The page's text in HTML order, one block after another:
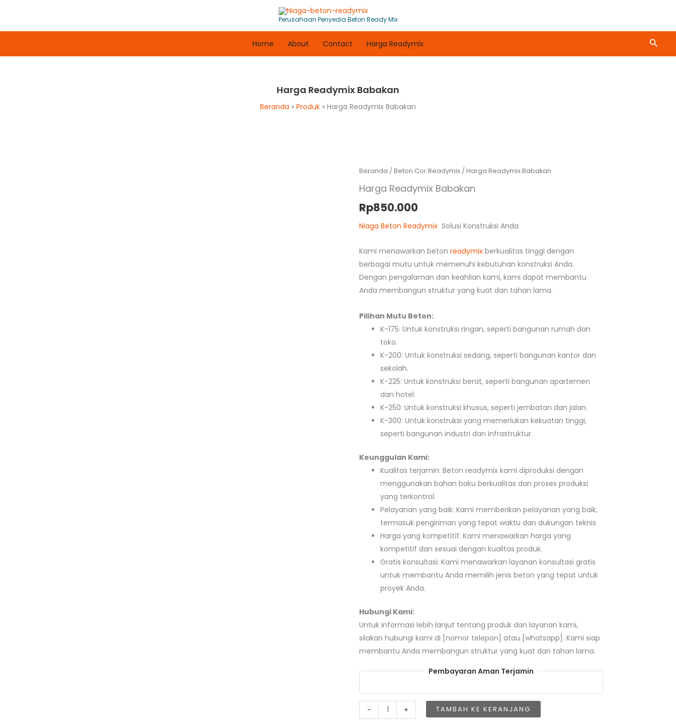
konten
Perusahaan Penyedia Beton Ready Mix
Home About Contact Harga Readymix Cari
Harga Readymix Babakan
Beranda Produk Harga Readymix Babakan
Beranda /Beton Cor Readymix / Harga Readymix Babakan
Harga Readymix Babakan
Rp850.000
Niaga Beton Readymix Solusi Konstruksi Anda
Kami menawarkan betonreadymix berkualitas tinggi dengan
berbagai mutu untuk memenuhi kebutuhan konstruksi Anda.
Dengan pengalaman dan keahlian kami, kami dapat membantu
Anda membangun struktur yang kuat dan tahan lama.
Pilihan Mutu Beton:
K-175: Untuk konstruksi ringan, seperti bangunan rumah dan
toko.
K-200: Untuk konstruksi sedang, seperti bangunan kantor dan
sekolah.
K-225: Untuk konstruksi berat, seperti bangunan apartemen
dan hotel.
K-250: Untuk konstruksi khusus, seperti jembatan dan jalan.
K-300: Untuk konstruksi yang memerlukan kekuatan tinggi,
seperti bangunan industri dan infrastruktur.
Keunggulan Kami:
Kualitas terjamin: Beton readymix kami diproduksi dengan
menggunakan bahan baku berkualitas dan proses produksi
yang terkontrol.
Pelayanan yang baik: Kami memberikan pelayanan yang baik,
termasuk pengiriman yang tepat waktu dan dukungan teknis.
Harga yang kompetitif: Kami menawarkan harga yang
kompetitif dan sesuai dengan kualitas produk.
Gratis konsultasi: Kami menawarkan layanan konsultasi gratis
untuk membantu Anda memilih jenis beton yang tepat untuk
proyek Anda.
Hubungi Kami:
Untuk informasi lebih lanjut tentang produk dan layanan kami,
silakan hubungi kami di [nomor telepon] atau [whatsapp]. Kami siap
membantu Anda membangun struktur yang kuat dan tahan lama.
Pembayaran Aman Terjamin
-
Kuantitas
Harga
+ TAMBAH KE KERANJANG